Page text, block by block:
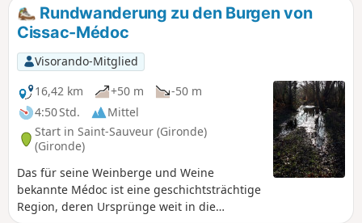
Rundwanderung zu den Burgen von
Cissac-Médoc
Visorando-Mitglied
16,42 km
+50 m
-50 m
4:50 Std.
Mittel
Start in Saint-Sauveur (Gironde)
(Gironde)
Das für seine Weinberge und Weine
bekannte Médoc ist eine geschichtsträchtige
Region, deren Ursprünge weit in die